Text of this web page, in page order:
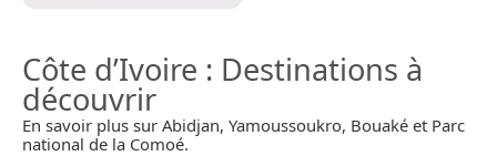
Côte d’Ivoire : Destinations à
découvrir
En savoir plus sur Abidjan, Yamoussoukro, Bouaké et Parc
national de la Comoé.